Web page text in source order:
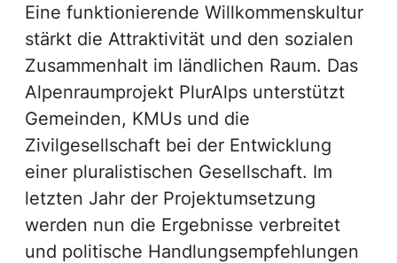
Eine funktionierende Willkommenskultur
stärkt die Attraktivität und den sozialen
Zusammenhalt im ländlichen Raum. Das
Alpenraumprojekt PlurAlps unterstützt
Gemeinden, KMUs und die
Zivilgesellschaft bei der Entwicklung
einer pluralistischen Gesellschaft. Im
letzten Jahr der Projektumsetzung
werden nun die Ergebnisse verbreitet
und politische Handlungsempfehlungen